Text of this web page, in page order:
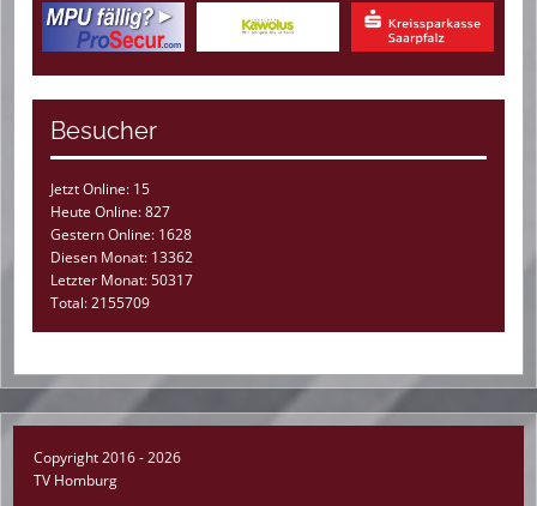
Besucher
Jetzt Online: 15
Heute Online: 827
Gestern Online: 1628
Diesen Monat: 13362
Letzter Monat: 50317
Total: 2155709
Copyright 2016 - 2026
TV Homburg